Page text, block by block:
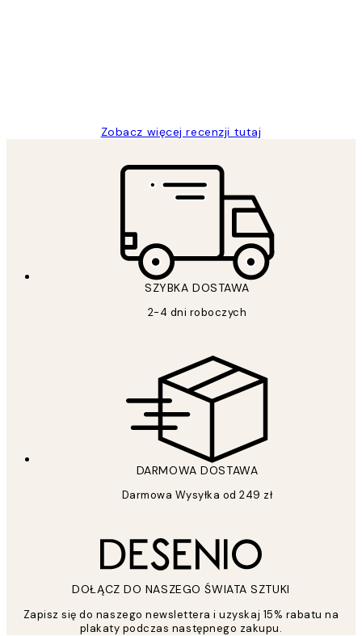
Zobacz więcej recenzji tutaj
SZYBKA DOSTAWA
2-4 dni roboczych
DARMOWA DOSTAWA
Darmowa Wysyłka od 249 zł
DOŁĄCZ DO NASZEGO ŚWIATA SZTUKI
Zapisz się do naszego newslettera i uzyskaj 15% rabatu na
plakaty podczas następnego zakupu.